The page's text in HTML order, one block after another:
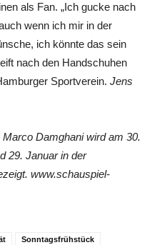
als Fan. „Ich gucke nach
wenn ich mir in der
ich könnte das sein
nach den Handschuhen
Sportverein. Jens
Damghani wird am 30.
29. Januar in der
www.schauspiel-
Sonntagsfrühstück